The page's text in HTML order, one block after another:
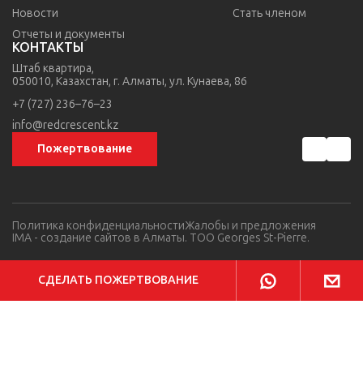
СДЕЛАТЬ ПОЖЕРТВОВАНИЕ
Новости
Отчеты и документы
Стать членом
КОНТАКТЫ
Штаб квартира,
050010, Казахстан, г. Алматы, ул. Кунаева, 86
+7 (727) 236–76–23
info@redcrescent.kz
Пожертвование
IMA - создание сайтов в Алматы. TOO Georges St-Pierre.
Политика конфиденциальностиЖалобы и предложения